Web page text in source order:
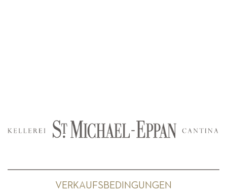
VERKAUFSBEDINGUNGEN